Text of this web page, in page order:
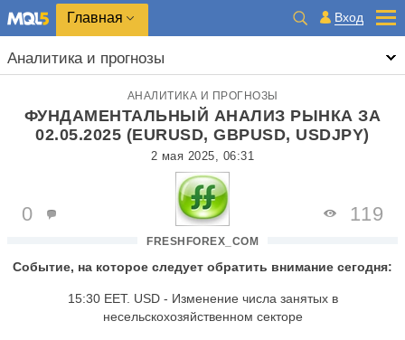
Главная Вход
Аналитика и прогнозы
АНАЛИТИКА И ПРОГНОЗЫ
ФУНДАМЕНТАЛЬНЫЙ АНАЛИЗ РЫНКА ЗА
02.05.2025 (EURUSD, GBPUSD, USDJPY)
2 мая 2025, 06:31
FRESHFOREX_COM
0 119
Событие, на которое следует обратить внимание сегодня:
15:30 EET. USD - Изменение числа занятых в
несельскохозяйственном секторе